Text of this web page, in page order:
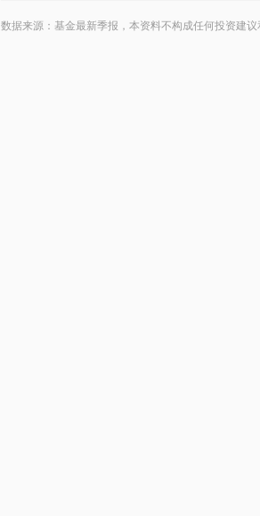
数据来源：基金最新季报，本资料不构成任何投资建